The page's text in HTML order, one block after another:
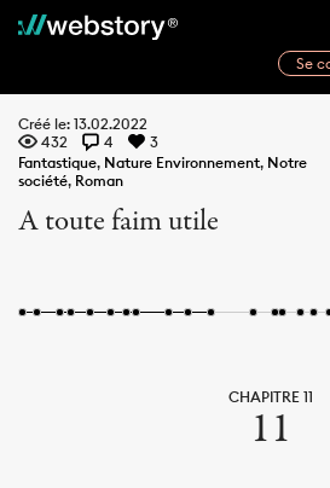
Se
Webwriters
Créé le: 13.02.2022
432
4
3
Fantastique, Nature Environnement, Notre
société, Roman
A toute faim utile
CHAPITRE 11
11